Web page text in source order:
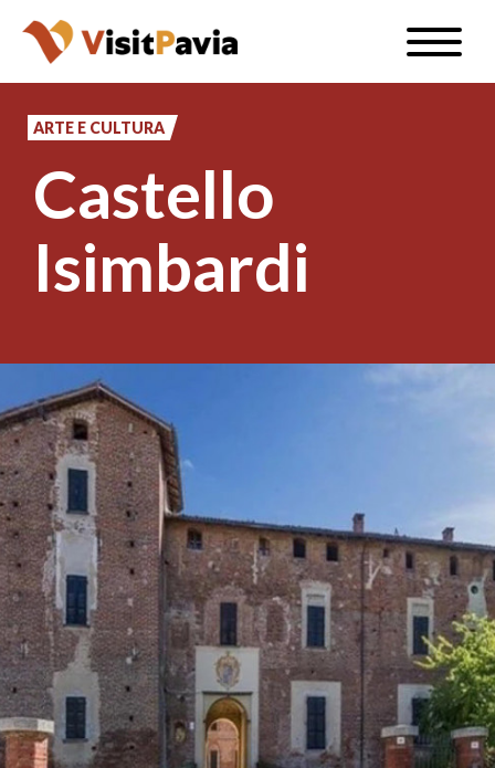
Salta
contenuto
principale
Toggle
IT
#visitpavia
ARTE E CULTURA
Castello
Isimbardi